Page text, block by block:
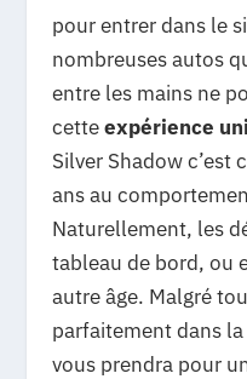
pour entrer dans le
nombreuses autos
entre les mains ne
cetteexpérience
Silver Shadow c’est
ans au
Naturellement, les
tableau de bord, ou
autre âge. Malgré
parfaitement dans
vous prendra pour